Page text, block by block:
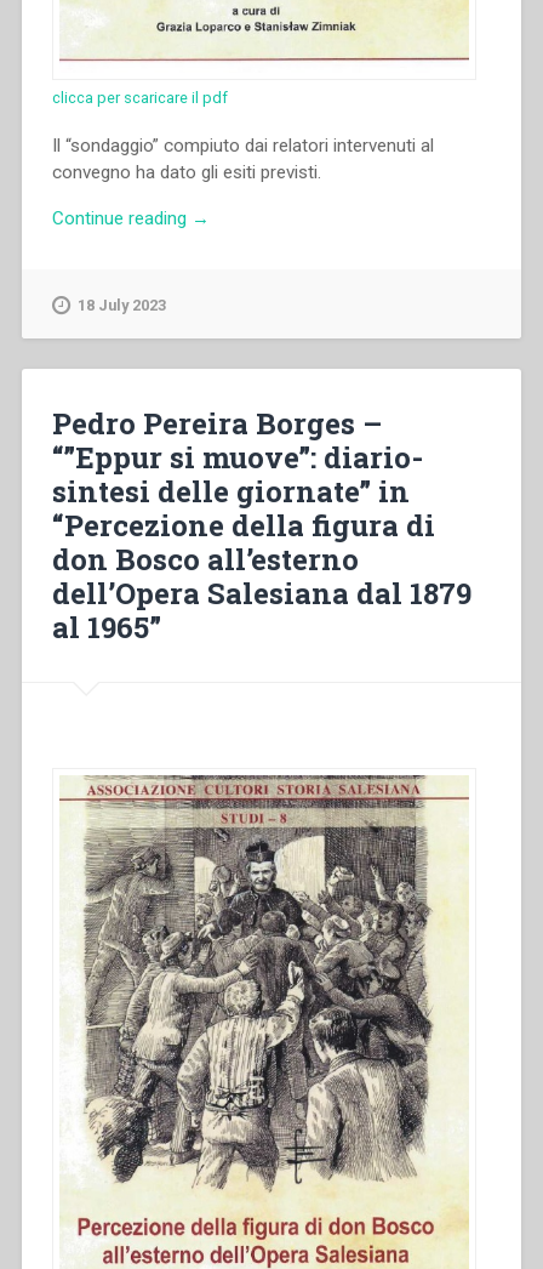
clicca per scaricare il pdf
Il “sondaggio” compiuto dai relatori intervenuti al
convegno ha dato gli esiti previsti.
Continue reading “Francesco
confronto
con
il
Bosco
storico.
Bilancio
don
Bosco
all’esterno
dell’Opera
Salesiana
dal
1879
al
1965””
→
18 July 2023
Pedro Pereira Borges –
“”Eppur si muove”: diario-
sintesi delle giornate” in
“Percezione della figura di
don Bosco all’esterno
dell’Opera Salesiana dal 1879
al 1965”